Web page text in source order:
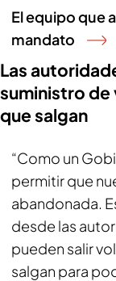
El equipo que
mandato
Las
suministro de
que salgan
“Como un
permitir que
abandonada.
desde las
pueden salir
salgan para